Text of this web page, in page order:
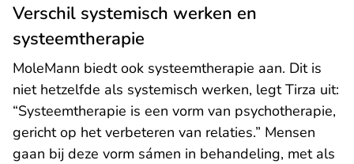
Verschil systemisch werken en
systeemtherapie
MoleMann biedt ook systeemtherapie aan. Dit is
niet hetzelfde als systemisch werken, legt Tirza uit:
“Systeemtherapie is een vorm van psychotherapie,
gericht op het verbeteren van relaties.” Mensen
gaan bij deze vorm sámen in behandeling, met als